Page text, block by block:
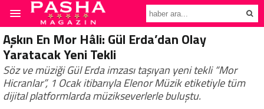
Aşkın En Mor Hâli: Gül Erda’dan Olay
Yaratacak Yeni Tekli
Söz ve müziği Gül Erda imzası taşıyan yeni tekli “Mor
Hicranlar”, 1 Ocak itibarıyla Elenor Müzik etiketiyle tüm
dijital platformlarda müzikseverlerle buluştu.